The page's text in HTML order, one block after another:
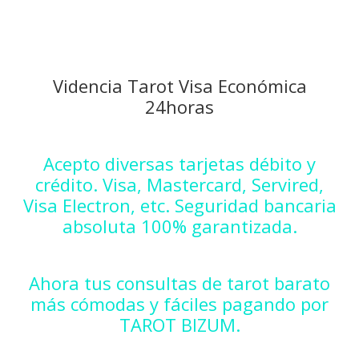
Videncia Tarot Visa Económica
24horas
Acepto diversas tarjetas débito y
crédito. Visa, Mastercard, Servired,
Visa Electron, etc. Seguridad bancaria
absoluta 100% garantizada.
Ahora tus consultas de tarot barato
más cómodas y fáciles pagando por
TAROT BIZUM.